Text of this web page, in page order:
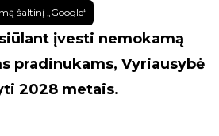
šaltinį „Google“
įvesti nemokamą
pradinukams, Vyriausybė
2028 metais.